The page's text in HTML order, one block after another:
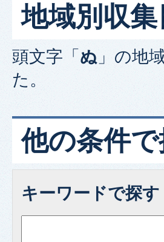
地域別収
頭文字「 ぬ 」の地
た。
他の条件
キーワードで探す